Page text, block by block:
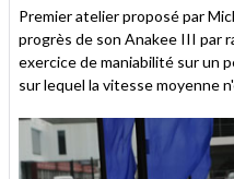
Premier atelier proposé par
progrès de son Anakee III par
exercice de maniabilité sur un
sur lequel la vitesse moyenne